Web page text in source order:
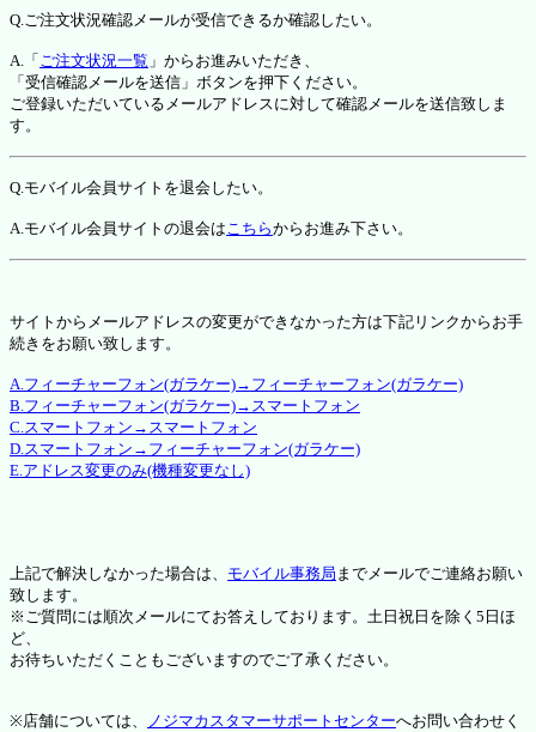
Q.ご注文状況確認メールが受信できるか確認したい。
A.「 ご注文状況一覧 」からお進みいただき、
「受信確認メールを送信」ボタンを押下ください。
ご登録いただいているメールアドレスに対して確認メールを送信致しま
す。
Q.モバイル会員サイトを退会したい。
A.モバイル会員サイトの退会はこちらからお進み下さい。
サイトからメールアドレスの変更ができなかった方は下記リンクからお手
続きをお願い致します。
A.フィーチャーフォン(ガラケー)→フィーチャーフォン(ガラケー)
B.フィーチャーフォン(ガラケー)→スマートフォン
C.スマートフォン→スマートフォン
D.スマートフォン→フィーチャーフォン(ガラケー)
E.アドレス変更のみ(機種変更なし)
上記で解決しなかった場合は、 モバイル事務局 までメールでご連絡お願い
致します。
※ご質問には順次メールにてお答えしております。土日祝日を除く5日ほ
ど、
お待ちいただくこともございますのでご了承ください。
※店舗については、 ノジマカスタマーサポートセンターへお問い合わせく